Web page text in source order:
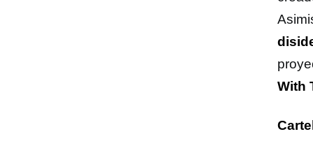
With